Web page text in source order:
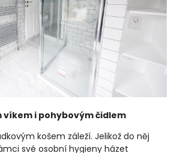
víkem i pohybovým čidlem
košem záleží. Jelikož do něj
své osobní hygieny házet